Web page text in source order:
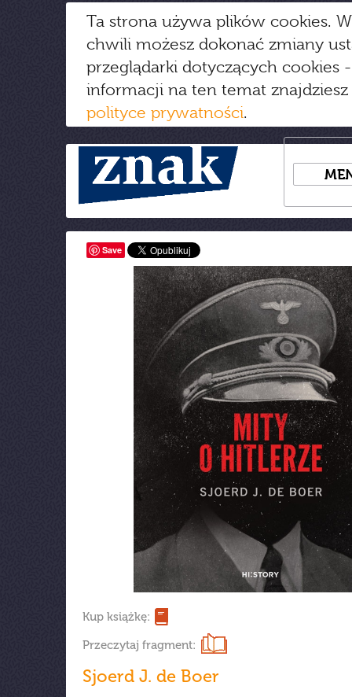
Ta strona używa plików cookies.
chwili możesz dokonać zmiany
przeglądarki dotyczących cookies
informacji na ten temat
polityce prywatności.
Save
Kup książkę:
Przeczytaj fragment:
Sjoerd J. de Boer